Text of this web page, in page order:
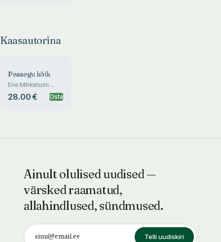
Kaasautorina
Peaaegu kõik
Ene Mihkelsoni
tõlgenduskogumik
2005-2024
28.00 € Osta
Ainult olulised uudised —
värsked raamatud,
allahindlused, sündmused.
Telli uudiskiri